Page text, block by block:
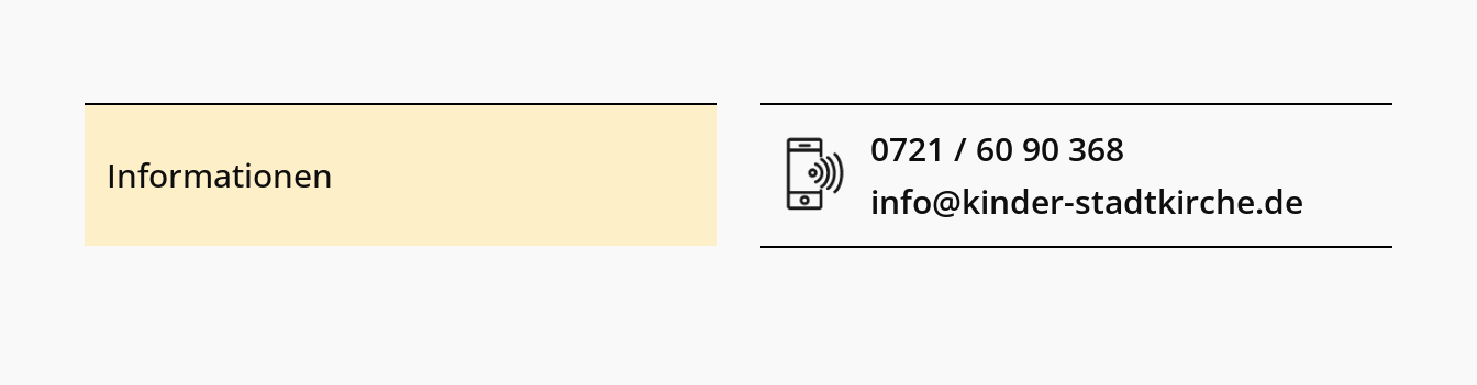
Informationen
0721 / 60 90 368
info@kinder-stadtkirche.de